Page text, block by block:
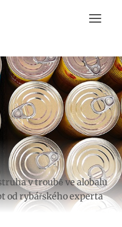
v troubě ve alobalu
od rybářského experta